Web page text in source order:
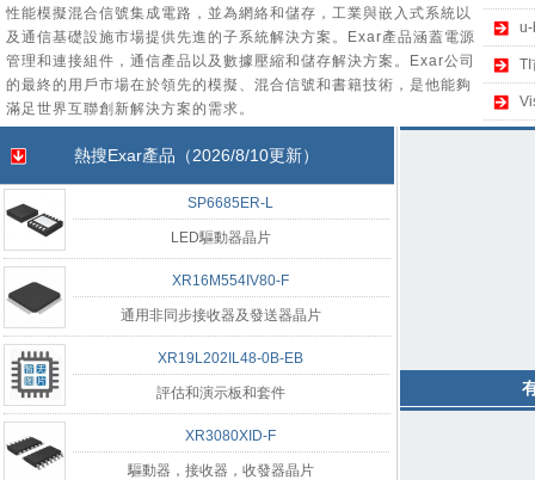
性能模擬混合信號集成電路，並為網絡和儲存，工業與嵌入式系統以
及通信基礎設施市場提供先進的子系統解決方案。Exar產品涵蓋電源
管理和連接組件，通信產品以及數據壓縮和儲存解決方案。Exar公司
的最終的用戶市場在於領先的模擬、混合信號和書籍技術，是他能夠
滿足世界互聯創新解決方案的需求。
u-
TI
熱搜Exar產品（2026/8/10更新）
SP6685ER-L
LED驅動器晶片
XR16M554IV80-F
通用非同步接收器及發送器晶片
XR19L202IL48-0B-EB
評估和演示板和套件
XR3080XID-F
驅動器，接收器，收發器晶片